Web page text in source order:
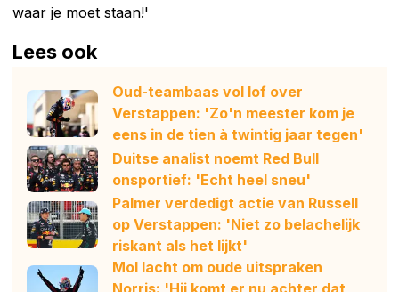
waar je moet staan!'
Lees ook
Oud-teambaas vol lof over
Verstappen: 'Zo'n meester kom je
eens in de tien à twintig jaar tegen'
Duitse analist noemt Red Bull
onsportief: 'Echt heel sneu'
Palmer verdedigt actie van Russell
op Verstappen: 'Niet zo belachelijk
riskant als het lijkt'
Mol lacht om oude uitspraken